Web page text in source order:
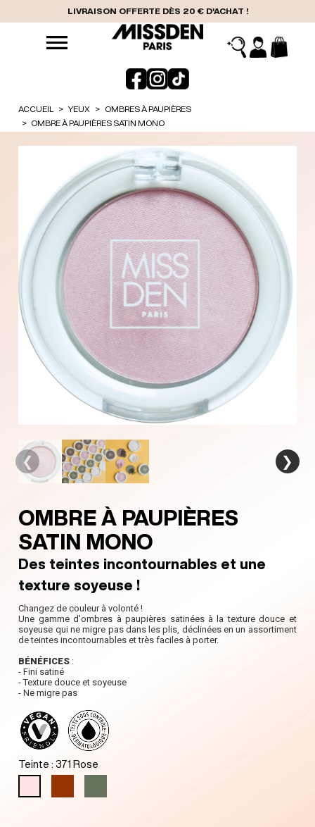
LIVRAISON OFFERTE DÈS 20 € D'ACHAT !
ACCUEIL YEUX
OMBRES À PAUPIÈRES
OMBRE À PAUPIÈRES SATIN MONO
❮ ❯
OMBRE À PAUPIÈRES
SATIN MONO
Des teintes incontournables et une
texture soyeuse !
Changez de couleur à volonté !
Une gamme d'ombres à paupières satinées à la texture douce et
soyeuse qui ne migre pas dans les plis, déclinées en un assortiment
de teintes incontournables et très faciles à porter.
BÉNÉFICES :
- Fini satiné
- Texture douce et soyeuse
- Ne migre pas
Teinte : 371 Rose